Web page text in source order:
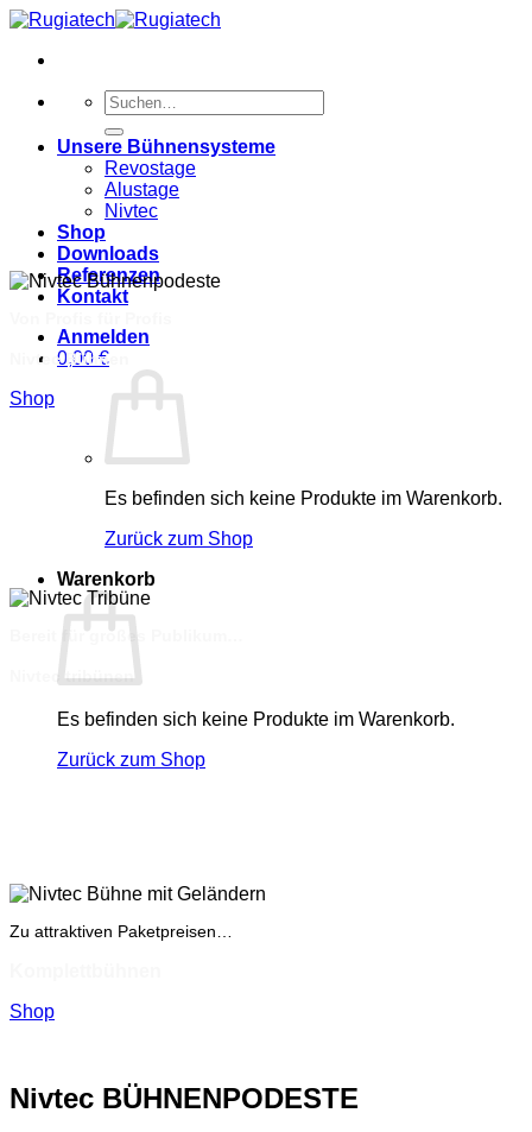
Zum
springen
Suchen
nach:
Unsere Bühnensysteme
Revostage
Alustage
Nivtec
Shop
Downloads
Referenzen
Kontakt
Anmelden
0,00 €
Es befinden sich keine Produkte im Warenkorb.
Zurück zum Shop
Warenkorb
Es befinden sich keine Produkte im Warenkorb.
Zurück zum Shop
Nivtec Bühnen
Shop
Bereit für großes Publikum…
Nivtec tribünen
Zu attraktiven Paketpreisen…
Shop
Nivtec BÜHNENPODESTE